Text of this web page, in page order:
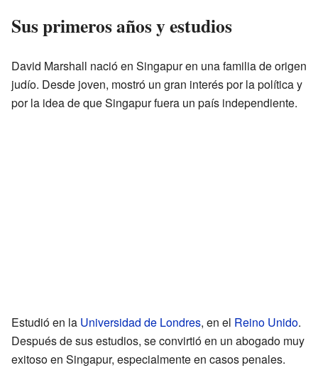
Sus primeros años y estudios
David Marshall nació en Singapur en una familia de origen
judío. Desde joven, mostró un gran interés por la política y
por la idea de que Singapur fuera un país independiente.
Estudió en la Universidad de Londres, en el Reino Unido.
Después de sus estudios, se convirtió en un abogado muy
exitoso en Singapur, especialmente en casos penales.